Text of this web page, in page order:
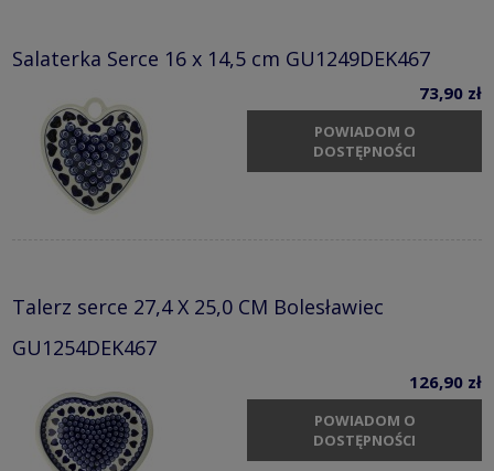
Salaterka Serce 16 x 14,5 cm GU1249DEK467
73,90 zł
POWIADOM O
DOSTĘPNOŚCI
Talerz serce 27,4 X 25,0 CM Bolesławiec
GU1254DEK467
126,90 zł
POWIADOM O
DOSTĘPNOŚCI